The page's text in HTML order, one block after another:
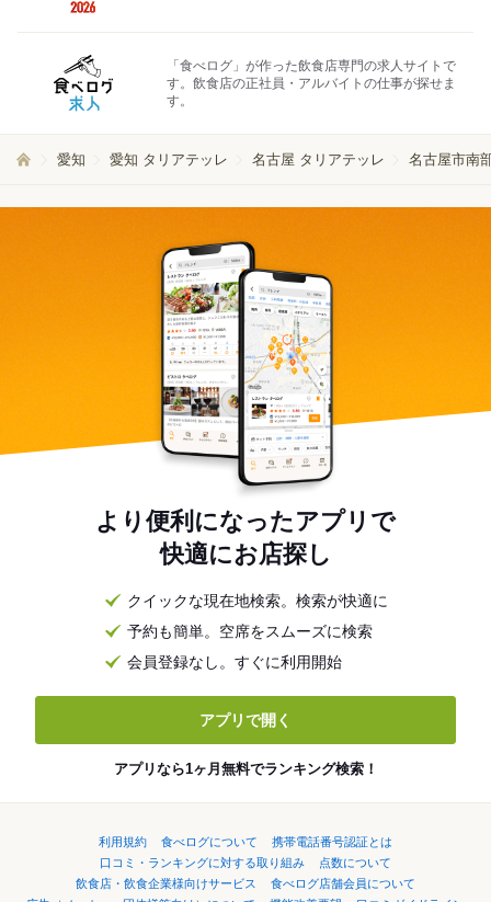
「食べログ」が作った飲食店専門の求人サイトで
す。飲食店の正社員・アルバイトの仕事が探せま
す。
愛知 愛知 タリアテッレ 名古屋 タリアテッレ 名古屋市南
より便利になったアプリで
快適にお店探し
クイックな現在地検索。検索が快適に
予約も簡単。空席をスムーズに検索
会員登録なし。すぐに利用開始
アプリで開く
アプリなら1ヶ月無料でランキング検索！
利用規約 食べログについて
携帯電話番号認証とは
口コミ・ランキングに対する取り組み
点数について
飲食店・飲食企業様向けサービス
食べログ店舗会員について